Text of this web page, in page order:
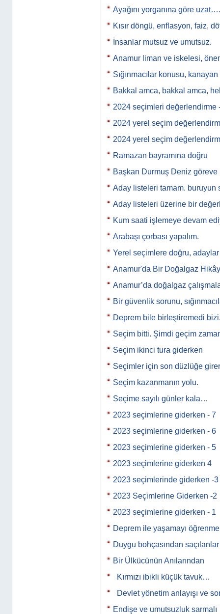
Ayağını yorganına göre uzat….
Kısır döngü, enflasyon, faiz,
İnsanlar mutsuz ve umutsuz.
Anamur liman ve iskelesi,
Sığınmacılar konusu, kanayan
Bakkal amca, bakkal amca,
2024 seçimleri değerlendirme
2024 yerel seçim
2024 yerel seçim
Ramazan bayramına doğru
Başkan Durmuş Deniz göreve
Aday listeleri tamam. buruyun
Aday listeleri üzerine bir
Kum saati işlemeye devam
Arabaşı çorbası yapalım.
Yerel seçimlere doğru, adaylar
Anamur'da Bir Doğalgaz
Anamur’da doğalgaz
Bir güvenlik sorunu,
Deprem bile birleştiremedi
Seçim bitti. Şimdi geçim
Seçim ikinci tura giderken
Seçimler için son düzlüğe
Seçim kazanmanın yolu.
Seçime sayılı günler kala…
2023 seçimlerine giderken - 7
2023 seçimlerine giderken - 6
2023 seçimlerine giderken - 5
2023 seçimlerine giderken 4
2023 seçimlerinde giderken -3
2023 Seçimlerine Giderken -2
2023 seçimlerine giderken - 1
Deprem ile yaşamayı
Duygu bohçasından
Bir Ülkücünün Anılarından
Kırmızı ibikli küçük tavuk…
Devlet yönetim anlayışı ve
Endişe ve umutsuzluk sarmalı